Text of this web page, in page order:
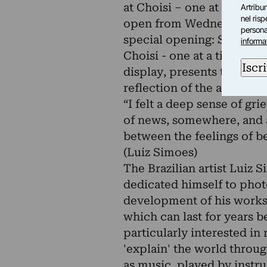
at Choisi – one at a time,
open from Wednesday
special opening: Sunday
Choisi - one at a time, in
display, presents the
reflection of the artist on
“I felt a deep sense of
of news, somewhere,
between the feelings of
(Luiz Simoes)
The Brazilian artist Luiz
dedicated himself to
development of his
which can last for years
particularly interested in
'explain' the world
nel